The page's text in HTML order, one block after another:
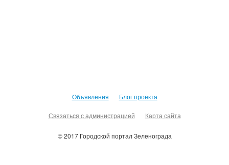
Объявления Блог проекта
Связаться с администрацией Карта сайта
© 2017 Городской портал Зеленограда